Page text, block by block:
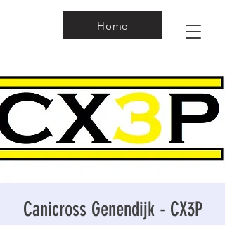
Home
Canicross Genendijk - CX3P